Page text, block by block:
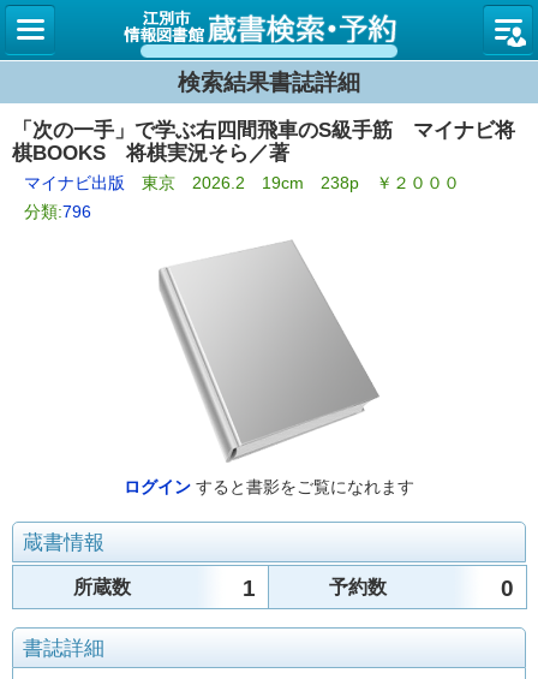
図書館
検索結果書誌詳細
「次の一手」で学ぶ右四間飛車のS級手筋 マイナビ将
棋BOOKS 将棋実況そら／著
マイナビ出版 東京 2026.2 19cm 238p ￥２０００
分類:796
ログイン すると書影をご覧になれます
蔵書情報
所蔵数 1 予約数 0
書誌詳細